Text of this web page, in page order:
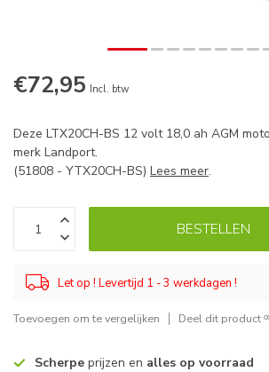
€72,95 Incl. btw
Deze LTX20CH-BS 12 volt 18,0 ah AGM
merk Landport.
(51808 - YTX20CH-BS) Lees meer.
BESTELLEN
Let op ! Levertijd 1 - 3 werkdagen !
Toevoegen om te vergelijken Deel dit product
Scherpe prijzen en alles op voorraad